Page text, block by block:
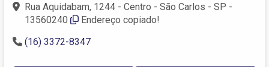
Rua Aquidabam, 1244 - Centro - São Carlos - SP -
13560240
Endereço copiado!
(16) 3372-8347